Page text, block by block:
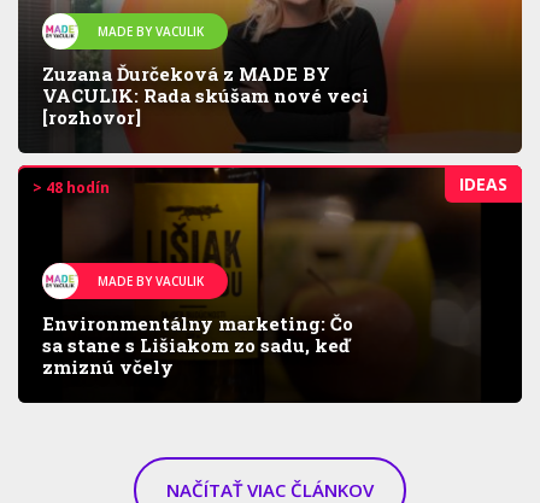
MADE BY VACULIK
Zuzana Ďurčeková z MADE BY
VACULIK: Rada skúšam nové veci
[rozhovor]
IDEAS
> 48 hodín
MADE BY VACULIK
Environmentálny marketing: Čo
sa stane s Lišiakom zo sadu, keď
zmiznú včely
NAČÍTAŤ VIAC ČLÁNKOV